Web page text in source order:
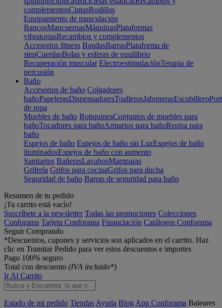
complementosCintasRodillos
Equipamiento de musculación
BancosMancuernasMáquinasPlataformas
vibratoriasRecambios y complementos
Accesorios fitness BandasBarrasPlataforma de
stepCuerdasBolas y esferas de equilibrio
Recuperación muscular ElectroestimulaciónTerapia de
percusión
Baño
Accesorios de baño Colgadores
bañoPapelerasDispensadoresToallerosJabonerasEscobillero
de ropa
Muebles de baño BotiquinesConjuntos de muebles para
bañoTocadores para bañoArmarios para bañoRepisa para
baño
Espejos de baño Espejos de baño sin LuzEspejos de baño
iluminadosEspejos de baño con aumento
Sanitarios BañerasLavabosMamparas
Grifería Grifos para cocinaGrifos para ducha
Seguridad de baño Barras de seguridad para baño
Resumen de tu pedido
¡Tu carrito está vacío!
Suscríbete a la newsletter Todas las promociones Colecciones
Conforama Tarjeta Conforama Financiación Catálogos Conforama
Seguir Comprando
*Descuentos, cupones y servicios son aplicados en el carrito. Haz
clic en Tramitar Pedido para ver estos descuentos e importes
Pago 100% seguro
Total con descuento (IVA incluido*)
Ir Al Carrito
Estado de mi pedido Tiendas Ayuda Blog App Conforama Baleares